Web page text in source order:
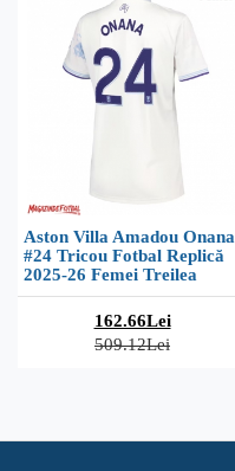
Aston Villa Amadou Onana
#24 Tricou Fotbal Replică
2025-26 Femei Treilea
162.66Lei
509.12Lei